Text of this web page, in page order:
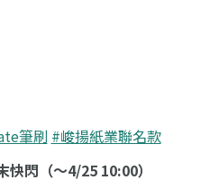
筆刷 #峻揚紙業聯名款
快閃（～4/25 10:00）